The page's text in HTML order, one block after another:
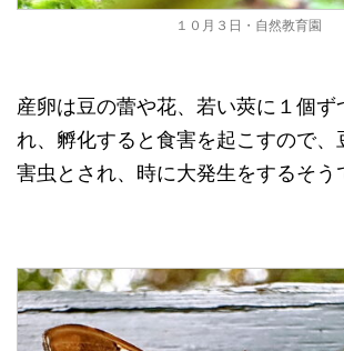
１０月３日・自然教育園
産卵は豆の蕾や花、若い莢に１個ず
れ、孵化すると食害を起こすので、
害虫とされ、時に大発生をするそう